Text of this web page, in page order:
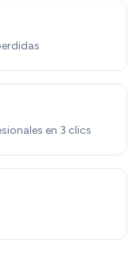
en 3 clics